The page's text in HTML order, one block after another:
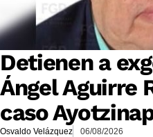
Detienen a
Ángel Aguirre
caso
Osvaldo Velázquez 06/08/2026